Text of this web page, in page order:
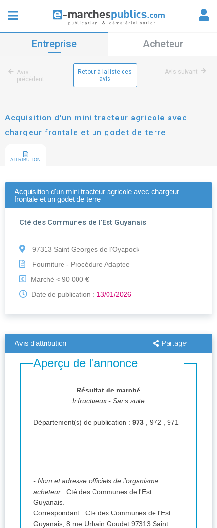
Entreprise Acheteur
Avis
précédent
Retour à la liste des
avis
Avis suivant
Acquisition d'un mini tracteur agricole avec
chargeur frontale et un godet de terre
ATTRIBUTION
Acquisition d'un mini tracteur agricole avec chargeur
frontale et un godet de terre
Cté des Communes de l'Est Guyanais
97313 Saint Georges de l'Oyapock
Fourniture - Procédure Adaptée
€
Marché < 90 000 €
Date de publication : 13/01/2026
Avis d'attribution Partager
Aperçu de l'annonce
Résultat de marché
Infructueux - Sans suite
Département(s) de publication : 973 , 972 , 971
- Nom et adresse officiels de l'organisme
acheteur : Cté des Communes de l'Est
Guyanais.
Correspondant : Cté des Communes de l'Est
Guyanais, 8 rue Urbain Goudet 97313 Saint